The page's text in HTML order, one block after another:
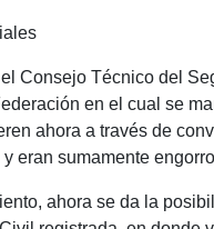
Consejo Técnico del
en el cual se
ahora a través de
eran sumamente
ahora se da la